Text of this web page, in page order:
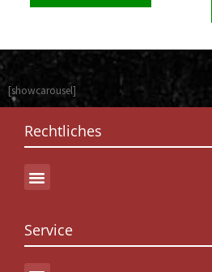
[showcarousel]
Rechtliches
Service